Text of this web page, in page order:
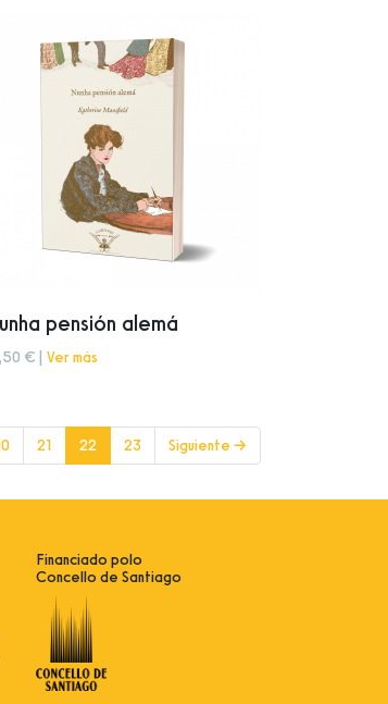
pensión alemá
€ | Ver más
21 22 (current)
23 Siguiente →
Financiado polo
Concello de Santiago